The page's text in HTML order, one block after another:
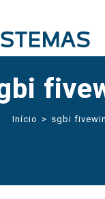
Início > sgbi fivewin